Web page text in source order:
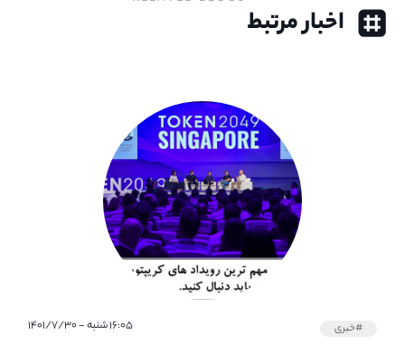
اخبار مرتبط
#خبری ۱۶:۰۵ شنبه - ۱۴۰۱/۷/۳۰